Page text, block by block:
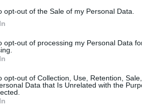
opt-out of the Sale of my Personal Data.
opt-out of processing my Personal Data
opt-out of Collection, Use, Retention,
Data that Is Unrelated with the
διαδικασία παραβίασης σε
Η Ελλάδα
της ΝΔ και πρόεδρος
Βόζεμπεργκ,
ότι η